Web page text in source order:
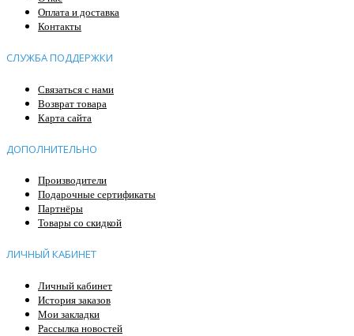
Оплата и доставка
Контакты
СЛУЖБА ПОДДЕРЖКИ
Связаться с нами
Возврат товара
Карта сайта
ДОПОЛНИТЕЛЬНО
Производители
Подарочные сертификаты
Партнёры
Товары со скидкой
ЛИЧНЫЙ КАБИНЕТ
Личный кабинет
История заказов
Мои закладки
Рассылка новостей